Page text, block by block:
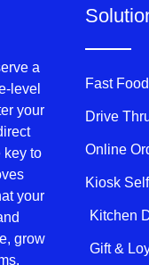
a
level
your
key to
your
grow
Fast
Drive
Online
Kiosk
Kitchen
Gift &